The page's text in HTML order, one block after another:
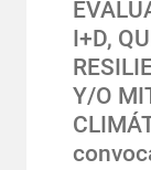
I+D,
Y/O